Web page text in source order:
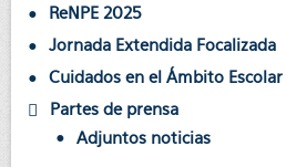
ReNPE 2025
Jornada Extendida Focalizada
Cuidados en el Ámbito Escolar
Partes de prensa
Adjuntos noticias